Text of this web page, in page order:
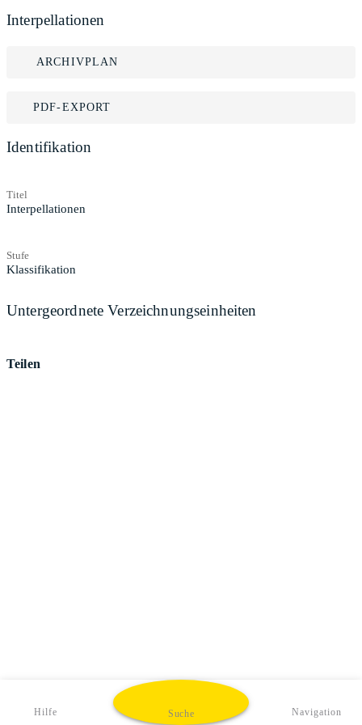
Interpellationen
ARCHIVPLAN
PDF-EXPORT
Identifikation
Titel
Interpellationen
Stufe
Klassifikation
Untergeordnete Verzeichnungseinheiten
Teilen
Hilfe Suche Navigation